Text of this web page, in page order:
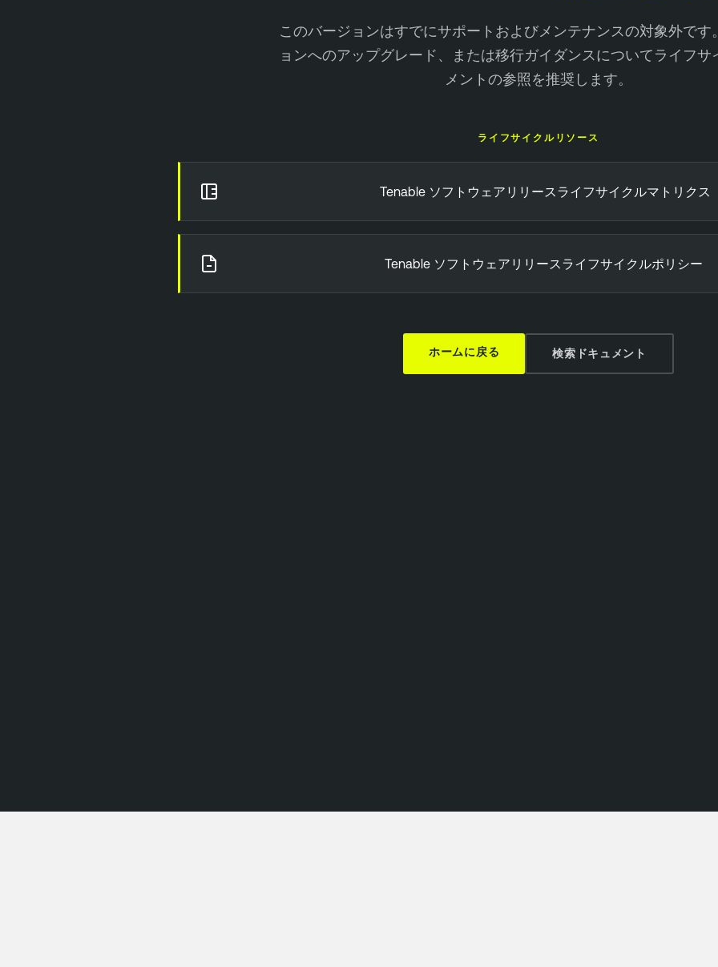
このバージョンはすでにサポートおよびメンテナンスの対象外です
ョンへのアップグレード、または移行ガイダンスについてライフサ
メントの参照を推奨します。
ライフサイクルリソース
Tenable ソフトウェアリリースライフサイクルマトリクス
Tenable ソフトウェアリリースライフサイクルポリシー
ホームに戻る 検索ドキュメント